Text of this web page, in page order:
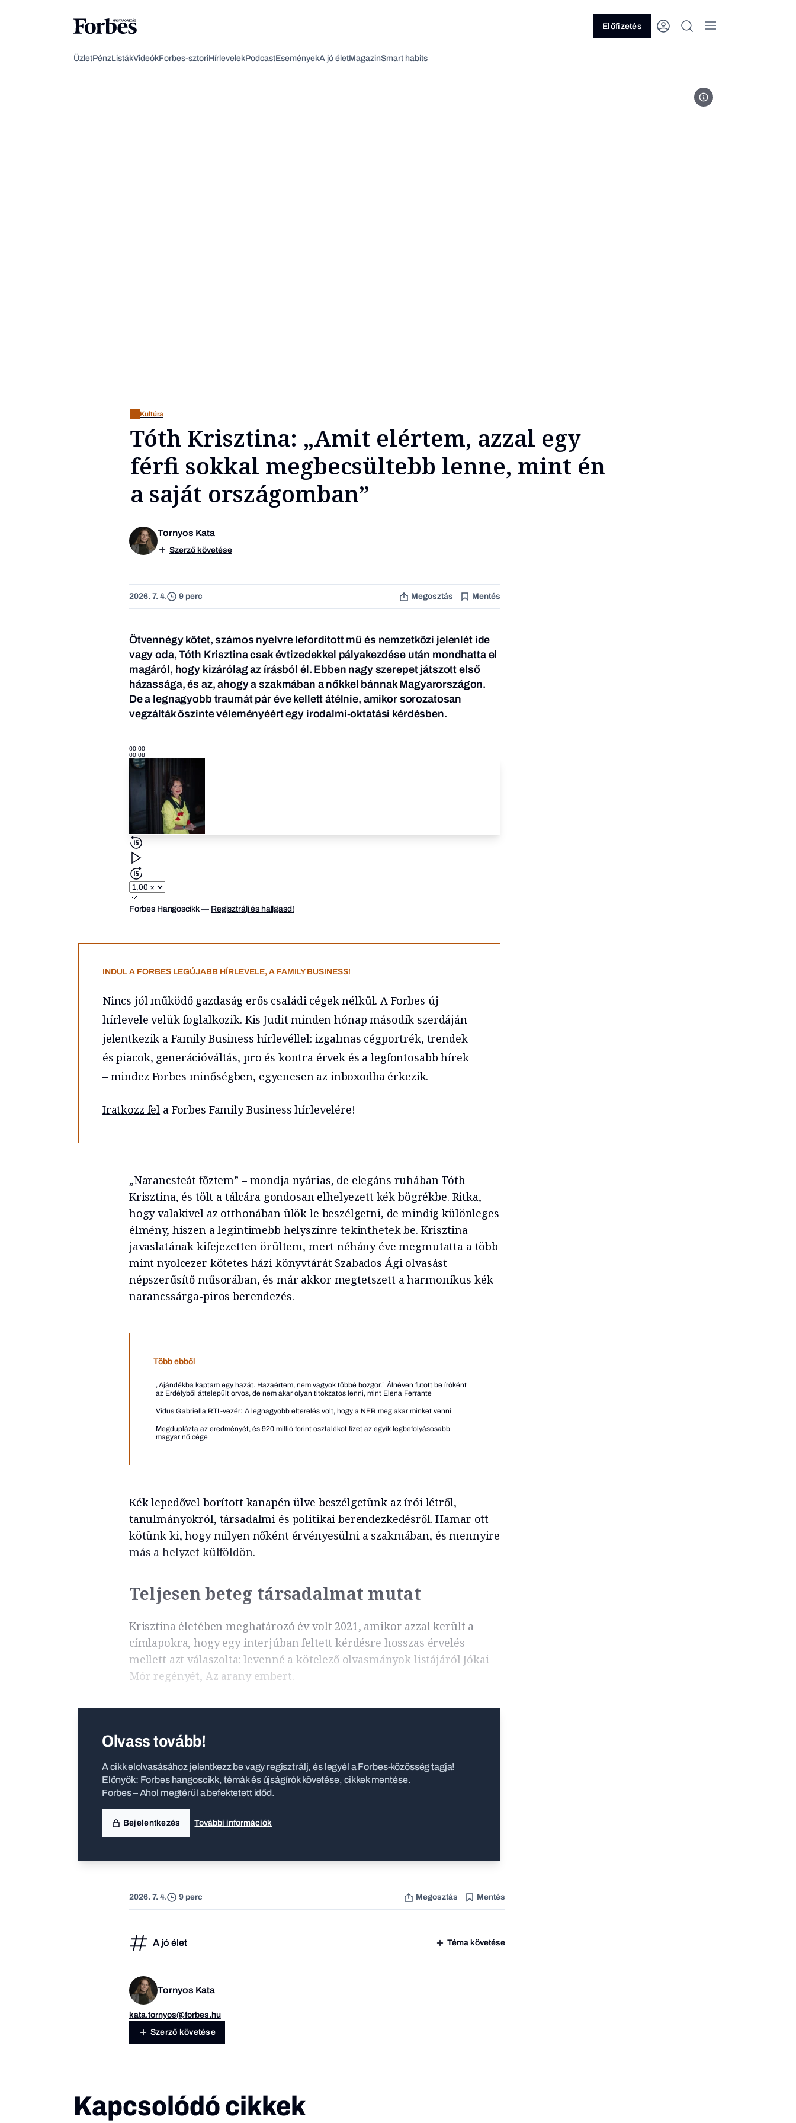
Előfizetés
ÜzletPénzListákVideókForbes-sztoriHírlevelekPodcastEseményekA jó életMagazinSmart habits
Fotó: Ránki Dániel
Kultúra
Tóth Krisztina: „Amit elértem, azzal egy
férfi sokkal megbecsültebb lenne, mint én
a saját országomban”
Tornyos Kata
Szerző követése
2026. 7. 4. 9 perc Megosztás Mentés
Ötvennégy kötet, számos nyelvre lefordított mű és nemzetközi jelenlét ide
vagy oda, Tóth Krisztina csak évtizedekkel pályakezdése után mondhatta el
magáról, hogy kizárólag az írásból él. Ebben nagy szerepet játszott első
házassága, és az, ahogy a szakmában a nőkkel bánnak Magyarországon.
De a legnagyobb traumát pár éve kellett átélnie, amikor sorozatosan
vegzálták őszinte véleményéért egy irodalmi-oktatási kérdésben.
00:00
00:08
Forbes Hangoscikk— Regisztrálj és hallgasd!
INDUL A FORBES LEGÚJABB HÍRLEVELE, A FAMILY BUSINESS!
Nincs jól működő gazdaság erős családi cégek nélkül. A Forbes új
hírlevele velük foglalkozik. Kis Judit minden hónap második szerdáján
jelentkezik a Family Business hírlevéllel: izgalmas cégportrék, trendek
és piacok, generációváltás, pro és kontra érvek és a legfontosabb hírek
– mindez Forbes minőségben, egyenesen az inboxodba érkezik.
Iratkozz fel a Forbes Family Business hírlevelére!
„Narancsteát főztem” – mondja nyárias, de elegáns ruhában Tóth
Krisztina, és tölt a tálcára gondosan elhelyezett kék bögrékbe. Ritka,
hogy valakivel az otthonában ülök le beszélgetni, de mindig különleges
élmény, hiszen a legintimebb helyszínre tekinthetek be. Krisztina
javaslatának kifejezetten örültem, mert néhány éve megmutatta a több
mint nyolcezer kötetes házi könyvtárát Szabados Ági olvasást
népszerűsítő műsorában, és már akkor megtetszett a harmonikus kék-
narancssárga-piros berendezés.
Több ebből
„Ajándékba kaptam egy hazát. Hazaértem, nem vagyok többé bozgor.” Álnéven futott be íróként
az Erdélyből áttelepült orvos, de nem akar olyan titokzatos lenni, mint Elena Ferrante
Vidus Gabriella RTL-vezér: A legnagyobb elterelés volt, hogy a NER meg akar minket venni
Megduplázta az eredményét, és 920 millió forint osztalékot fizet az egyik legbefolyásosabb
magyar nő cége
Kék lepedővel borított kanapén ülve beszélgetünk az írói létről,
tanulmányokról, társadalmi és politikai berendezkedésről. Hamar ott
kötünk ki, hogy milyen nőként érvényesülni a szakmában, és mennyire
más a helyzet külföldön.
Teljesen beteg társadalmat mutat
Krisztina életében meghatározó év volt 2021, amikor azzal került a
címlapokra, hogy egy interjúban feltett kérdésre hosszas érvelés
mellett azt válaszolta: levenné a kötelező olvasmányok listájáról Jókai
Mór regényét, Az arany embert.
Olvass tovább!
A cikk elolvasásához jelentkezz be vagy regisztrálj, és legyél a Forbes-közösség tagja!
Előnyök: Forbes hangoscikk, témák és újságírók követése, cikkek mentése.
Forbes – Ahol megtérül a befektetett időd.
Bejelentkezés További információk
2026. 7. 4. 9 perc Megosztás Mentés
A jó élet Téma követése
Tornyos Kata
kata.tornyos@forbes.hu
Szerző követése
Kapcsolódó cikkek